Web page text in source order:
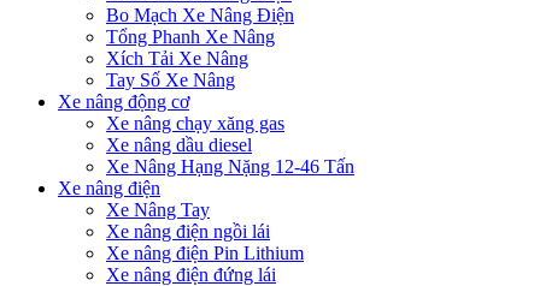
Bo Mạch Xe Nâng Điện
Tổng Phanh Xe Nâng
Xích Tải Xe Nâng
Tay Số Xe Nâng
Xe nâng động cơ
Xe nâng chạy xăng gas
Xe nâng dầu diesel
Xe Nâng Hạng Nặng 12-46 Tấn
Xe nâng điện
Xe Nâng Tay
Xe nâng điện ngồi lái
Xe nâng điện Pin Lithium
Xe nâng điện đứng lái